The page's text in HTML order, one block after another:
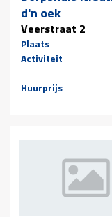
d'n oek
Veerstraat 2
Plaats
Activiteit
Huurprijs